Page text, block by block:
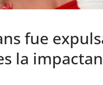
fue
la